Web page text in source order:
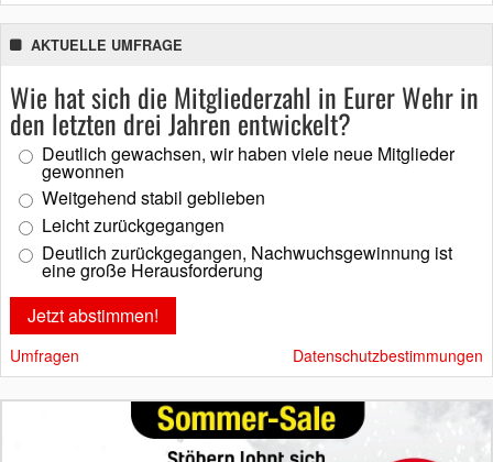
AKTUELLE UMFRAGE
Wie hat sich die Mitgliederzahl in Eurer Wehr in
den letzten drei Jahren entwickelt?
Deutlich gewachsen, wir haben viele neue Mitglieder
gewonnen
Weitgehend stabil geblieben
Leicht zurückgegangen
Deutlich zurückgegangen, Nachwuchsgewinnung ist
eine große Herausforderung
Umfragen Datenschutzbestimmungen